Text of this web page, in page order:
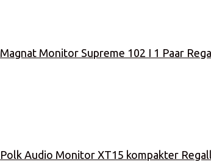
Magnat Monitor Supreme 102 I 1 Paar
Polk Audio Monitor XT15 kompakter